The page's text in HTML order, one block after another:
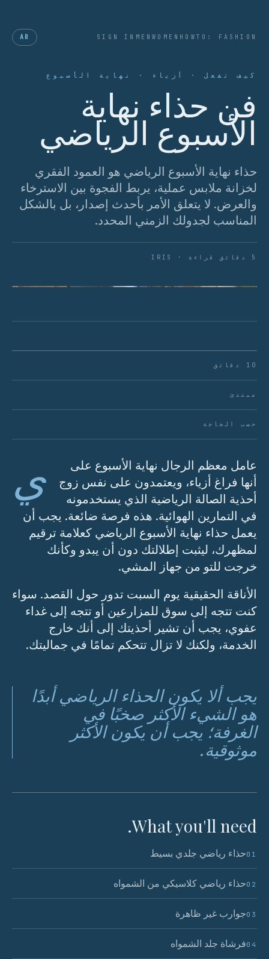
HOWTO: FASHION
WOMEN
MEN
SIGN IN
AR
كيف تفعل · أزياء · نهاية الأسبوع
فن حذاء نهاية
الأسبوع الرياضي
حذاء نهاية الأسبوع الرياضي هو العمود الفقري
لخزانة ملابس عملية، يربط الفجوة بين الاسترخاء
والعرض. لا يتعلق الأمر بأحدث إصدار، بل بالشكل
المناسب لجدولك الزمني المحدد.
5 دقائق قراءة · IRIS
10 دقائق
مبتدئ
حسب الحاجة
ي
عامل معظم الرجال نهاية الأسبوع على
أنها فراغ أزياء، ويعتمدون على نفس زوج
أحذية الصالة الرياضية الذي يستخدمونه
في التمارين الهوائية. هذه فرصة ضائعة. يجب أن
يعمل حذاء نهاية الأسبوع الرياضي كعلامة ترقيم
لمظهرك، ليثبت إطلالتك دون أن يبدو وكأنك
خرجت للتو من جهاز المشي.
الأناقة الحقيقية يوم السبت تدور حول القصد. سواء
كنت تتجه إلى سوق للمزارعين أو تتجه إلى غداء
عفوي، يجب أن تشير أحذيتك إلى أنك خارج
الخدمة، ولكنك لا تزال تتحكم تمامًا في جماليتك.
يجب ألا يكون الحذاء الرياضي أبدًا
هو الشيء الأكثر صخبًا في
الغرفة؛ يجب أن يكون الأكثر
موثوقية.
What you'll need.
01حذاء رياضي جلدي بسيط
02حذاء رياضي كلاسيكي من الشمواه
03جوارب غير ظاهرة
04فرشاة جلد الشمواه